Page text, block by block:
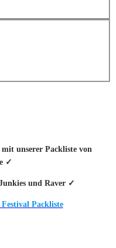
unserer Packliste von
✓
und Raver ✓
Festival Packliste